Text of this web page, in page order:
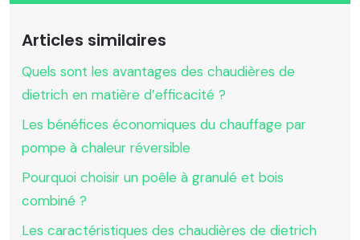
Articles similaires
Quels sont les avantages des chaudières de
dietrich en matière d’efficacité ?
Les bénéfices économiques du chauffage par
pompe à chaleur réversible
Pourquoi choisir un poêle à granulé et bois
combiné ?
Les caractéristiques des chaudières de dietrich